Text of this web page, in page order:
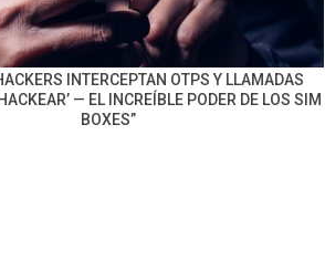
INTERCEPTAN OTPS Y LLAMADAS
— EL INCREÍBLE PODER DE LOS SIM
BOXES”